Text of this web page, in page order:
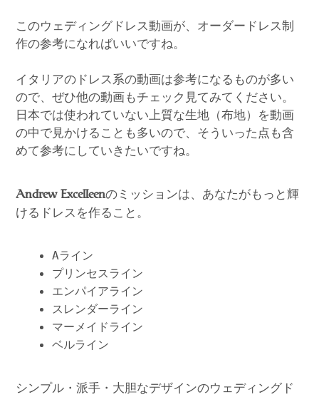
このウェディングドレス動画が、オーダードレス制
作の参考になればいいですね。
イタリアのドレス系の動画は参考になるものが多い
ので、ぜひ他の動画もチェック見てみてください。
日本では使われていない上質な生地（布地）を動画
の中で見かけることも多いので、そういった点も含
めて参考にしていきたいですね。
Andrew Excelleenのミッションは、あなたがもっと輝
けるドレスを作ること。
Aライン
プリンセスライン
エンパイアライン
スレンダーライン
マーメイドライン
ベルライン
シンプル・派手・大胆なデザインのウェディングド